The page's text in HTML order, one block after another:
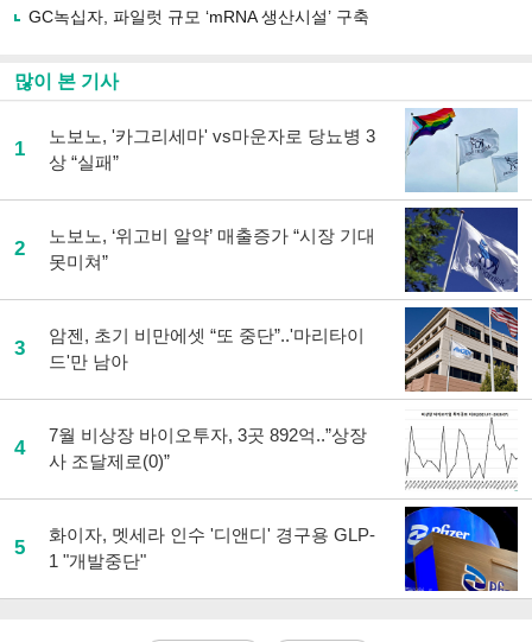
GC녹십자, 파일럿 규모 ‘mRNA 생산시설’ 구축
많이 본 기사
1
노보노, '카그리세마' vs마운자로 당뇨병 3
상 “실패”
2
노보노, ‘위고비 알약’ 매출증가 “시장 기대
못미쳐”
3
암젠, 초기 비만에셋 “또 중단”..'마리타이
드'만 남아
4
7월 비상장 바이오투자, 3곳 892억..”상장
사 조달제로(0)”
5
화이자, 멧세라 인수 '디앤디' 경구용 GLP-
1 "개발중단"